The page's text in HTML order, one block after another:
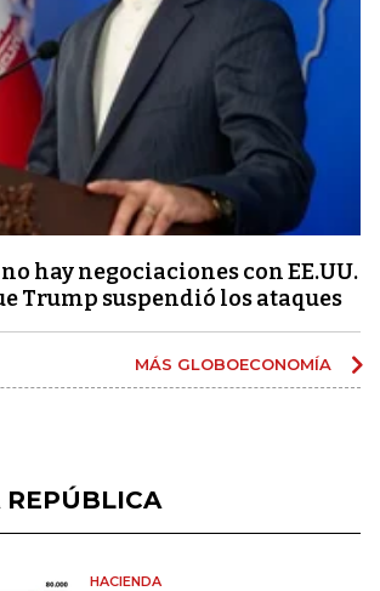
hay negociaciones con EE.UU.
Trump suspendió los ataques
MÁS GLOBOECONOMÍA
REPÚBLICA
HACIENDA